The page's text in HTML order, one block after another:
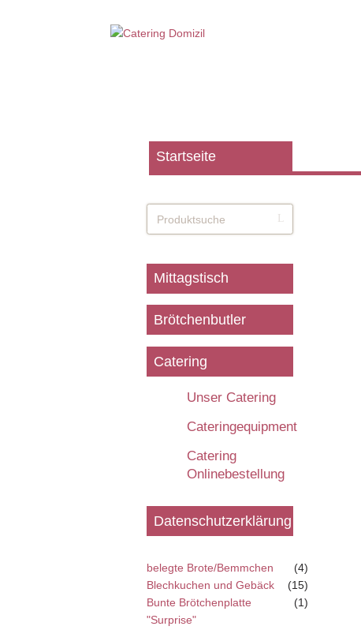
Startseite
Mittagstisch
Brötchenbutler
Catering
Unser Catering
Cateringequipment
Catering
Onlinebestellung
Datenschutzerklärung
belegte Brote/Bemmchen
(4)
Blechkuchen und Gebäck
(15)
Bunte Brötchenplatte
"Surprise"
(1)